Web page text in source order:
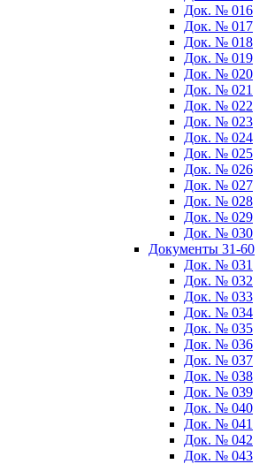
Док. № 016
Док. № 017
Док. № 018
Док. № 019
Док. № 020
Док. № 021
Док. № 022
Док. № 023
Док. № 024
Док. № 025
Док. № 026
Док. № 027
Док. № 028
Док. № 029
Док. № 030
Документы 31-60
Док. № 031
Док. № 032
Док. № 033
Док. № 034
Док. № 035
Док. № 036
Док. № 037
Док. № 038
Док. № 039
Док. № 040
Док. № 041
Док. № 042
Док. № 043